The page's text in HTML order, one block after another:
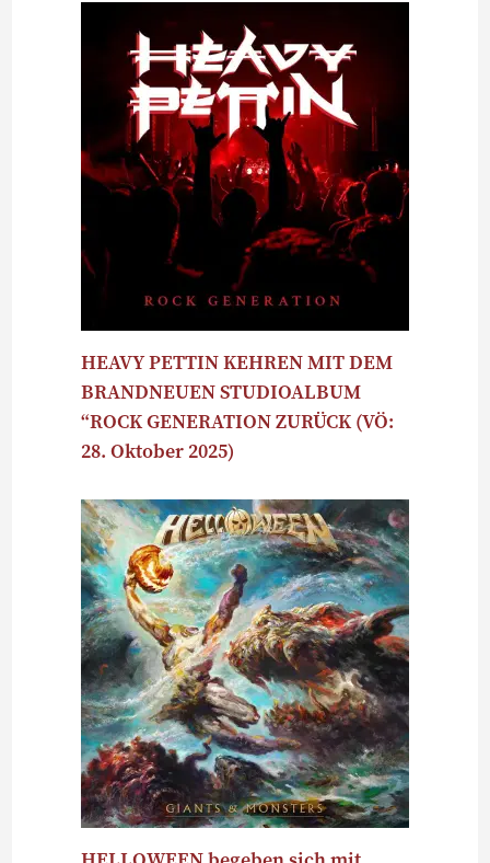
HEAVY PETTIN KEHREN MIT DEM
BRANDNEUEN STUDIOALBUM
“ROCK GENERATION ZURÜCK (VÖ:
28. Oktober 2025)